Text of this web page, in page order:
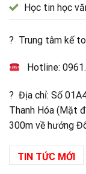
Học tin học
? Trung tâm kế
Hotline:
? Địa chỉ: Số
Thanh Hóa (Mặt
300m về hướng
TIN TỨC MỚI